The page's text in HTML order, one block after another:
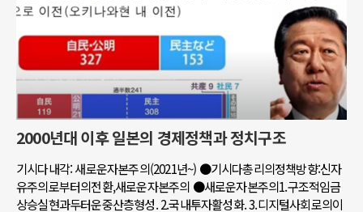
2000년대 이후 일본의 경제정책과 정치구조
기시다내각: 새로운자본주의(2021년~) ●기시다총리의정책방향:신자
유주의로부터의전환,새로운자본주의 ●새로운자본주의1.구조적임금
상승실현과두터운중산층형성. 2.국내투자활성화. 3.디지털사회로의이